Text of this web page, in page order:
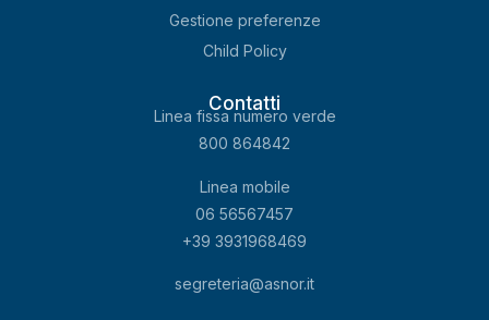
Gestione preferenze
Child Policy
Contatti
Linea fissa numero verde
800 864842
Linea mobile
06 56567457
+39 3931968469
segreteria@asnor.it